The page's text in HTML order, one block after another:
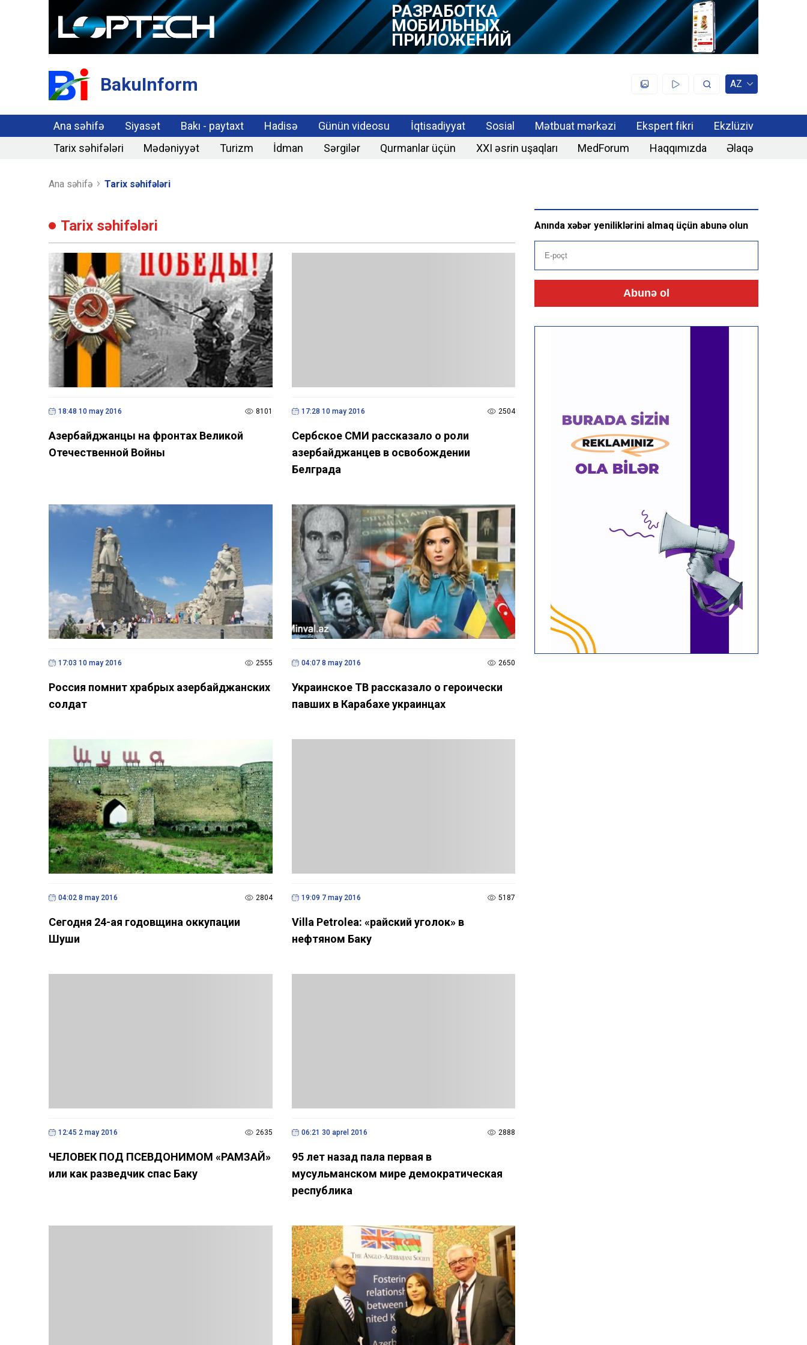
РАЗРАБОТКА
МОБИЛЬНЫХ
ПРИЛОЖЕНИЙ
BakuInform AZ
Ana səhifə Siyasət Bakı - paytaxt Hadisə Günün videosu İqtisadiyyat Sosial Mətbuat mərkəzi Ekspert fikri
Ekzlüziv
Tarix səhifələri
Mədəniyyət Turizm İdman Sərgilər Qurmanlar üçün XXI əsrin uşaqları MedForum Haqqımızda Əlaqə
Ana səhifə Tarix səhifələri
Tarix səhifələri
18:48 10 may 2016 8101
Азербайджанцы на фронтах Великой
Отечественной Войны
17:28 10 may 2016 2504
Сербское СМИ рассказало о роли
азербайджанцев в освобождении
Белграда
17:03 10 may 2016 2555
Россия помнит храбрых азербайджанских
солдат
04:07 8 may 2016 2650
Украинское ТВ рассказало о героически
павших в Карабахе украинцах
04:02 8 may 2016 2804
Сегодня 24-ая годовщина оккупации
Шуши
19:09 7 may 2016 5187
Villa Petrolea: «райский уголок» в
нефтяном Баку
12:45 2 may 2016 2635
ЧЕЛОВЕК ПОД ПСЕВДОНИМОМ «РАМЗАЙ»
или как разведчик спас Баку
06:21 30 aprel 2016 2888
95 лет назад пала первая в
мусульманском мире демократическая
республика
Anında xəbər yeniliklərini almaq üçün abunə olun
Abunə ol